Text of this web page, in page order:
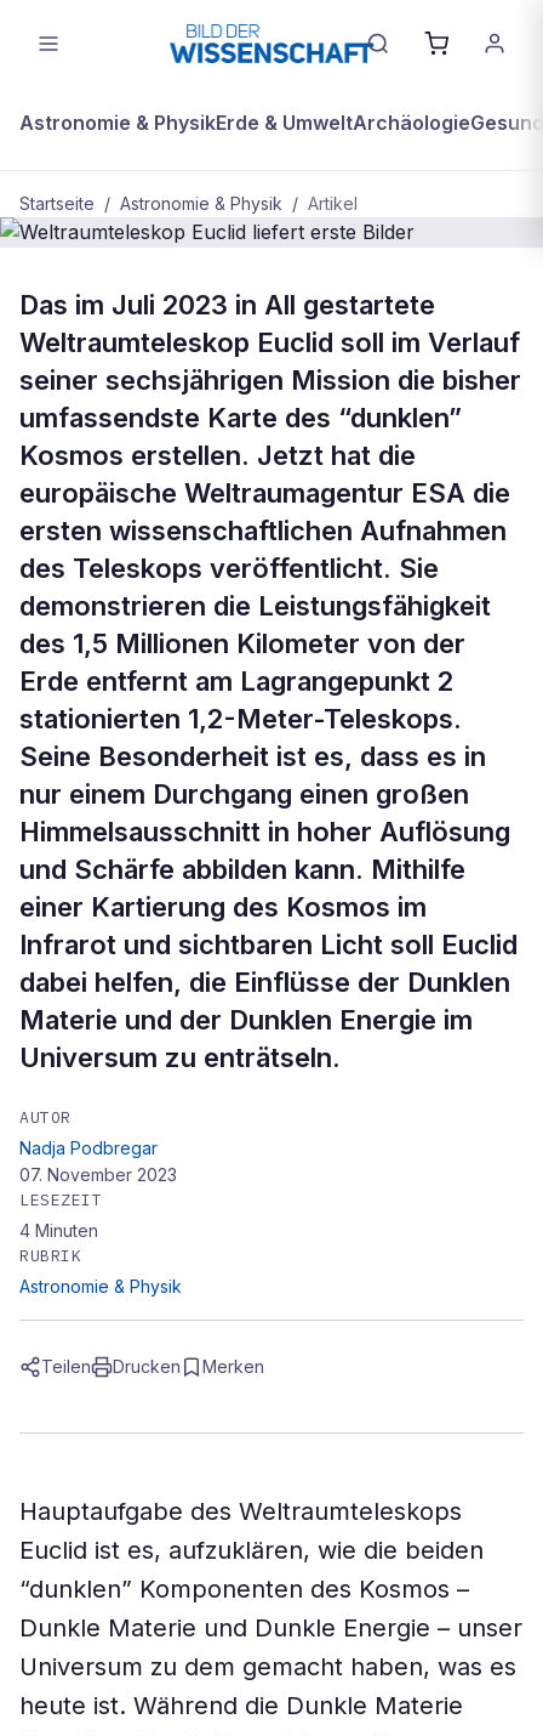
Astronomie & PhysikErde & UmweltArchäologie
Startseite / Astronomie & Physik / Artikel
Weltraumteleskop Euclid liefert
erste Bilder
Das im Juli 2023 in All gestartete
Weltraumteleskop Euclid soll im Verlauf
seiner sechsjährigen Mission die bisher
umfassendste Karte des “dunklen”
Kosmos erstellen. Jetzt hat die
europäische Weltraumagentur ESA die
ersten wissenschaftlichen Aufnahmen
des Teleskops veröffentlicht. Sie
demonstrieren die Leistungsfähigkeit
des 1,5 Millionen Kilometer von der
Erde entfernt am Lagrangepunkt 2
stationierten 1,2-Meter-Teleskops.
Seine Besonderheit ist es, dass es in
nur einem Durchgang einen großen
Himmelsausschnitt in hoher Auflösung
und Schärfe abbilden kann. Mithilfe
einer Kartierung des Kosmos im
Infrarot und sichtbaren Licht soll Euclid
dabei helfen, die Einflüsse der Dunklen
Materie und der Dunklen Energie im
Universum zu enträtseln.
AUTOR
Nadja Podbregar
07. November 2023
LESEZEIT
4 Minuten
RUBRIK
Astronomie & Physik
Teilen Drucken Merken
Hauptaufgabe des Weltraumteleskops
Euclid ist es, aufzuklären, wie die beiden
“dunklen” Komponenten des Kosmos –
Dunkle Materie und Dunkle Energie – unser
Universum zu dem gemacht haben, was es
heute ist. Während die Dunkle Materie